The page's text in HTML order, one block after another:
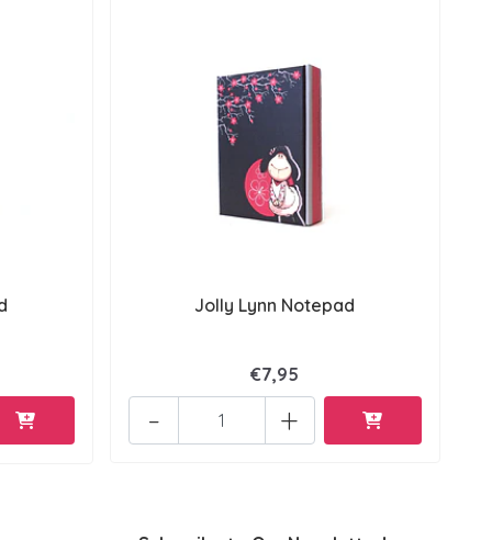
Jolly Lynn Notepad
€7,95
+
-